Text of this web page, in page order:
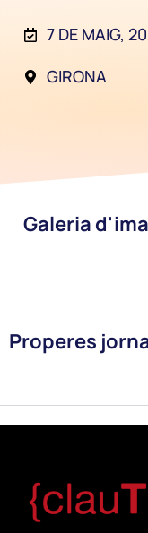
7 DE MAIG,
GIRONA
Galeria
Properes